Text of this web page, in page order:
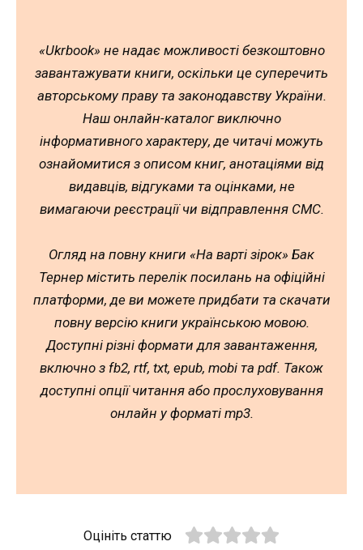
«Ukrbook» не надає можливості безкоштовно
завантажувати книги, оскільки це суперечить
авторському праву та законодавству України.
Наш онлайн-каталог виключно
інформативного характеру, де читачі можуть
ознайомитися з описом книг, анотаціями від
видавців, відгуками та оцінками, не
вимагаючи реєстрації чи відправлення СМС.
Огляд на повну книги «На варті зірок» Бак
Тернер містить перелік посилань на офіційні
платформи, де ви можете придбати та скачати
повну версію книги українською мовою.
Доступні різні формати для завантаження,
включно з fb2, rtf, txt, epub, mobi та pdf. Також
доступні опції читання або прослуховування
онлайн у форматі mp3.
Оцініть статтю